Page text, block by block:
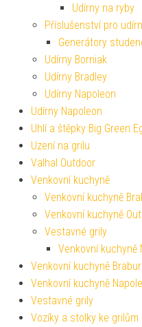
Udírny na ryby
Příslušenství pro
Generátory
Udírny Borniak
Udírny Bradley
Udírny Napoleon
Udírny Napoleon
Uhlí a štěpky Big Green
Uzení na grilu
Valhal Outdoor
Venkovní kuchyně
Venkovní kuchyně
Venkovní kuchyně
Vestavné grily
Venkovní kuchyně
Venkovní kuchyně
Venkovní kuchyně
Vestavné grily
Vozíky a stolky ke grilům